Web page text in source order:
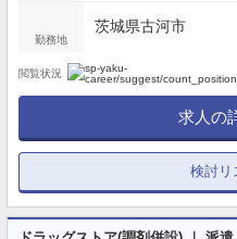
護休暇（取得実績あ
勤務地
茨城県古河市
閲覧状況
求人の
検討リ